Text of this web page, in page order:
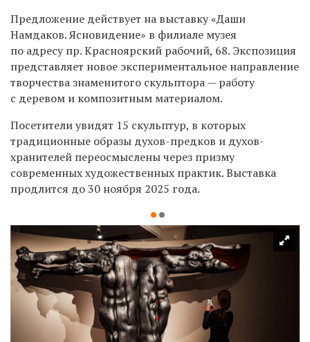
Предложение действует на выставку «Даши
Намдаков. Ясновидение» в филиале музея
по адресу пр. Красноярский рабочий, 68. Экспозиция
представляет новое экспериментальное направление
творчества знаменитого скульптора — работу
с деревом и композитным материалом.
Посетители увидят 15 скульптур, в которых
традиционные образы духов-предков и духов-
хранителей переосмыслены через призму
современных художественных практик. Выставка
продлится до 30 ноября 2025 года.